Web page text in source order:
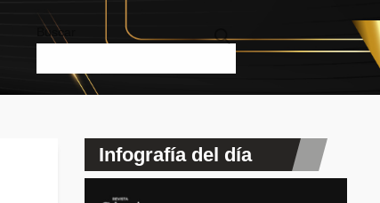
Buscar
Infografía del día